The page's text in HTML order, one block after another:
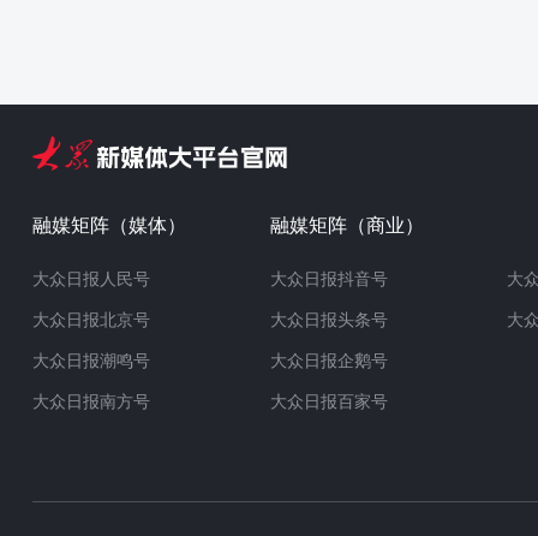
融媒矩阵（媒体）
大众日报人民号
大众日报北京号
大众日报潮鸣号
大众日报南方号
融媒矩阵（商业）
大众日报抖音号
大众日报头条号
大众日报企鹅号
大众日报百家号
大
大